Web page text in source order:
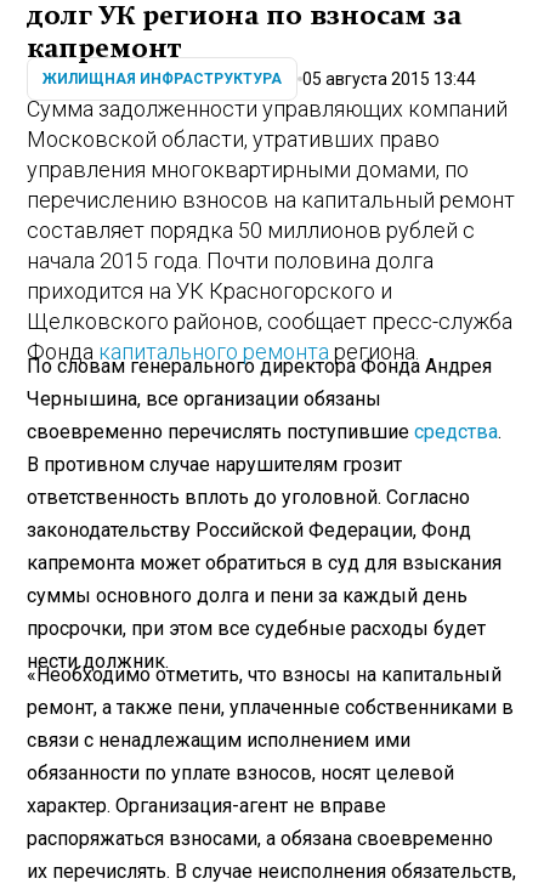
долг УК региона по взносам за
капремонт
ЖИЛИЩНАЯ ИНФРАСТРУКТУРА 05 августа 2015 13:44
Сумма задолженности управляющих компаний
Московской области, утративших право
управления многоквартирными домами, по
перечислению взносов на капитальный ремонт
составляет порядка 50 миллионов рублей с
начала 2015 года. Почти половина долга
приходится на УК Красногорского и
Щелковского районов, сообщает пресс-служба
Фонда капитального ремонта региона.
По словам генерального директора Фонда Андрея
Чернышина, все организации обязаны
своевременно перечислять поступившиесредства.
В противном случае нарушителям грозит
ответственность вплоть до уголовной. Согласно
законодательству Российской Федерации, Фонд
капремонта может обратиться в суд для взыскания
суммы основного долга и пени за каждый день
просрочки, при этом все судебные расходы будет
нести должник.
«Необходимо отметить, что взносы на капитальный
ремонт, а также пени, уплаченные собственниками в
связи с ненадлежащим исполнением ими
обязанности по уплате взносов, носят целевой
характер. Организация-агент не вправе
распоряжаться взносами, а обязана своевременно
их перечислять. В случае неисполнения обязательств,